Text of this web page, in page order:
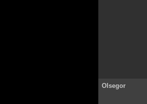
Olsegor